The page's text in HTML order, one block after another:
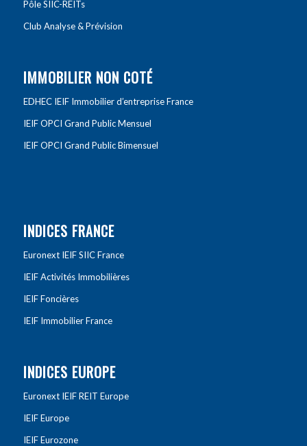
Pôle SIIC-REITs
Club Analyse & Prévision
IMMOBILIER NON COTÉ
EDHEC IEIF Immobilier d’entreprise France
IEIF OPCI Grand Public Mensuel
IEIF OPCI Grand Public Bimensuel
INDICES FRANCE
Euronext IEIF SIIC France
IEIF Activités Immobilières
IEIF Foncières
IEIF Immobilier France
INDICES EUROPE
Euronext IEIF REIT Europe
IEIF Europe
IEIF Eurozone